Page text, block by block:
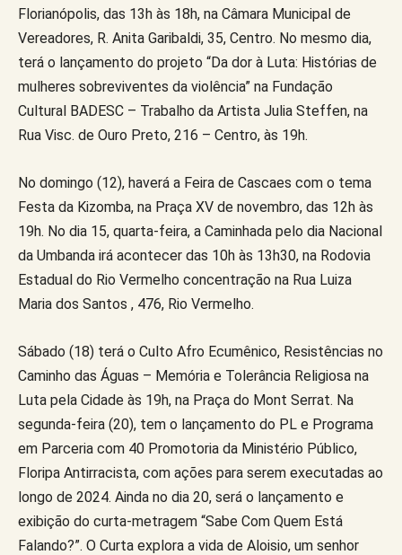
Florianópolis, das 13h às 18h, na Câmara Municipal de
Vereadores, R. Anita Garibaldi, 35, Centro. No mesmo dia,
terá o lançamento do projeto “Da dor à Luta: Histórias de
mulheres sobreviventes da violência” na Fundação
Cultural BADESC – Trabalho da Artista Julia Steffen, na
Rua Visc. de Ouro Preto, 216 – Centro, às 19h.
No domingo (12), haverá a Feira de Cascaes com o tema
Festa da Kizomba, na Praça XV de novembro, das 12h às
19h. No dia 15, quarta-feira, a Caminhada pelo dia Nacional
da Umbanda irá acontecer das 10h às 13h30, na Rodovia
Estadual do Rio Vermelho concentração na Rua Luiza
Maria dos Santos , 476, Rio Vermelho.
Sábado (18) terá o Culto Afro Ecumênico, Resistências no
Caminho das Águas – Memória e Tolerância Religiosa na
Luta pela Cidade às 19h, na Praça do Mont Serrat. Na
segunda-feira (20), tem o lançamento do PL e Programa
em Parceria com 40 Promotoria da Ministério Público,
Floripa Antirracista, com ações para serem executadas ao
longo de 2024. Ainda no dia 20, será o lançamento e
exibição do curta-metragem “Sabe Com Quem Está
Falando?”. O Curta explora a vida de Aloisio, um senhor